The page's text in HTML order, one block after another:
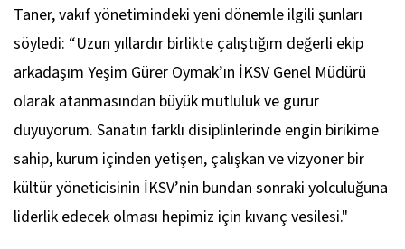
Taner, vakıf yönetimindeki yeni dönemle ilgili şunları
söyledi: “Uzun yıllardır birlikte çalıştığım değerli ekip
arkadaşım Yeşim Gürer Oymak’ın İKSV Genel Müdürü
olarak atanmasından büyük mutluluk ve gurur
duyuyorum. Sanatın farklı disiplinlerinde engin birikime
sahip, kurum içinden yetişen, çalışkan ve vizyoner bir
kültür yöneticisinin İKSV’nin bundan sonraki yolculuğuna
liderlik edecek olması hepimiz için kıvanç vesilesi."